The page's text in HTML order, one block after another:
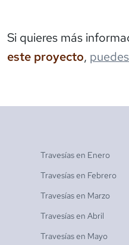
Si quieres más
este proyecto,
Travesías en Enero
Travesías en Febrero
Travesías en Marzo
Travesías en Abril
Travesías en Mayo